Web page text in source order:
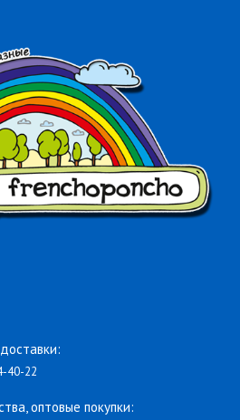
40-22
оптовые покупки: